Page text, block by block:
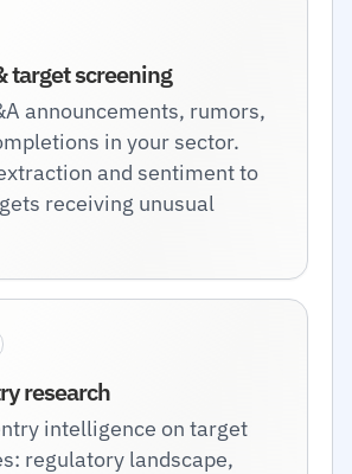
target screening
announcements, rumors,
in your sector.
and sentiment to
receiving unusual
research
intelligence on target
regulatory landscape,